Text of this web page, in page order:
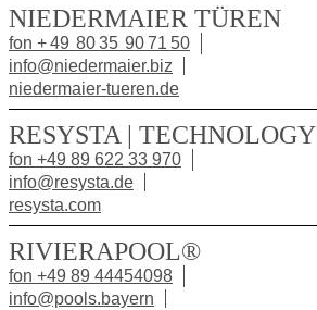
NIEDERMAIER TÜREN
fon + 49 80 35 90 71 50
info@niedermaier.biz
niedermaier-tueren.de
RESYSTA | TECHNOLOGY
fon +49 89 622 33 970
info@resysta.de
resysta.com
RIVIERAPOOL®
fon +49 89 44454098
info@pools.bayern